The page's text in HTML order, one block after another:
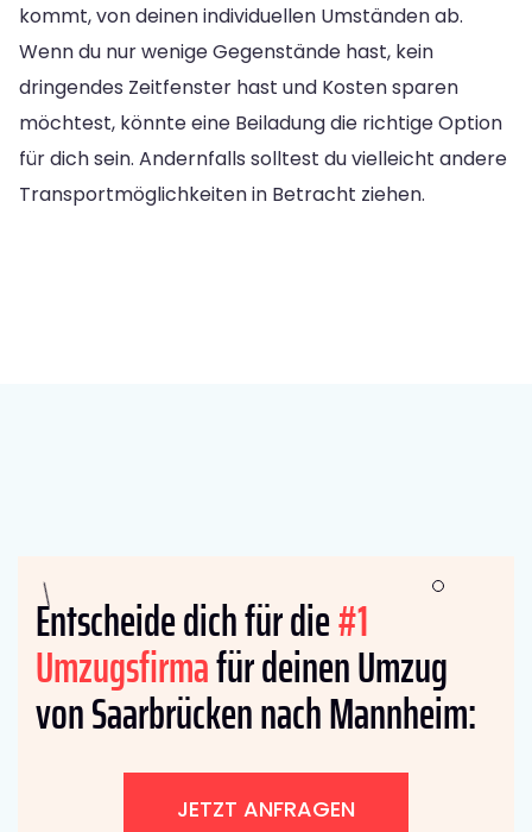
kommt, von deinen individuellen Umständen ab.
Wenn du nur wenige Gegenstände hast, kein
dringendes Zeitfenster hast und Kosten sparen
möchtest, könnte eine Beiladung die richtige Option
für dich sein. Andernfalls solltest du vielleicht andere
Transportmöglichkeiten in Betracht ziehen.
Entscheide dich für die#1
Umzugsfirmafür deinen Umzug
von Saarbrücken nach Mannheim:
JETZT ANFRAGEN